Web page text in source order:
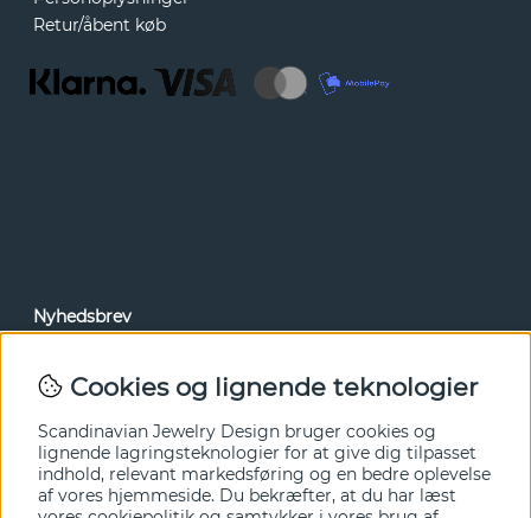
Retur/åbent køb
Nyhedsbrev
tilbud før alle andre. Tilmeld dig herunder.
Ja tak!
Cookies og lignende teknologier
Scandinavian Jewelry Design bruger cookies og
lignende lagringsteknologier for at give dig tilpasset
indhold, relevant markedsføring og en bedre oplevelse
af vores hjemmeside. Du bekræfter, at du har læst